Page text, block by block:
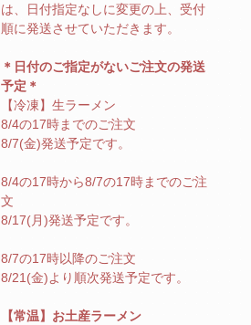
は、日付指定なしに変更の上、受付
順に発送させていただきます。
＊日付のご指定がないご注文の発送
予定＊
【冷凍】生ラーメン
8/4の17時までのご注文
8/7(金)発送予定です。
8/4の17時から8/7の17時までのご注
文
8/17(月)発送予定です。
8/7の17時以降のご注文
8/21(金)より順次発送予定です。
【常温】お土産ラーメン